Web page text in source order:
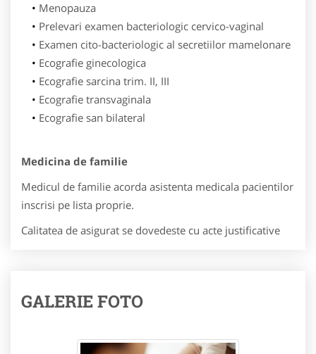
Menopauza
Prelevari examen bacteriologic cervico-vaginal
Examen cito-bacteriologic al secretiilor mamelonare
Ecografie ginecologica
Ecografie sarcina trim. II, III
Ecografie transvaginala
Ecografie san bilateral
Medicina de familie
Medicul de familie acorda asistenta medicala pacientilor
inscrisi pe lista proprie.
Calitatea de asigurat se dovedeste cu acte justificative
GALERIE FOTO